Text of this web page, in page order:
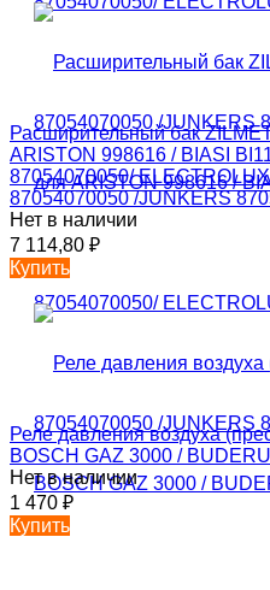
Расширительный бак
ARISTON 998616 / BIASI
87054070050/
87054070050 /JUNKERS
Нет в наличии
7 114,80 ₽
Купить
Реле давления воздуха
BOSCH GAZ 3000 /
Нет в наличии
1 470 ₽
Купить